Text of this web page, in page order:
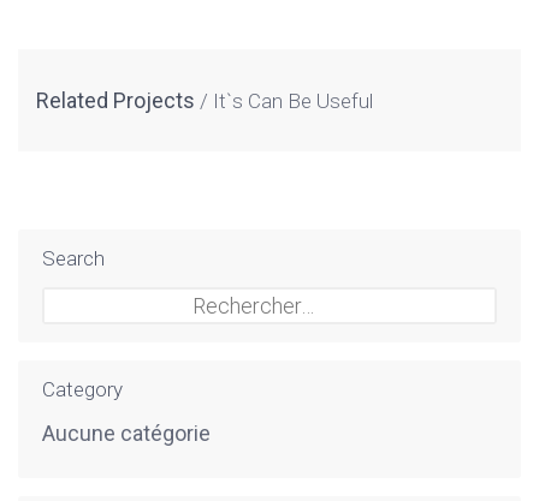
Related Projects It`s Can Be Useful
Search
Category
Aucune catégorie